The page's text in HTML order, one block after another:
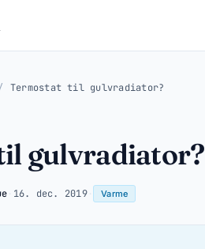
Termostat til gulvradiator?
gulvradiator?
16. dec. 2019· Varme